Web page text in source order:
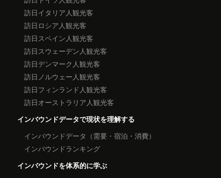
訪日イタリア人観光客
訪日ロシア人観光客
訪日スペイン人観光客
訪日スウェーデン人観光客
訪日デンマーク人観光客
訪日ノルウェー人観光客
訪日フィンランド人観光客
訪日オーストラリア人観光客
インバウンドデータで現状を理解する
インバウンドデータ（需要・宿泊・消費）
インバウンドランキング
インバウンドを体系的に学ぶ